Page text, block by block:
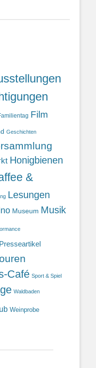
Film
Geschichten
Honigbienen
&
Lesungen
Museum Musik
Presseartikel
Café Sport & Spiel
Waldbaden
Weinprobe